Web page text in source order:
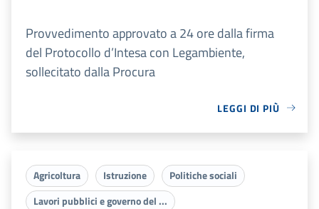
Provvedimento approvato a 24 ore dalla firma
del Protocollo d’Intesa con Legambiente,
sollecitato dalla Procura
LEGGI DI PIÙ
Agricoltura Istruzione
Politiche sociali
Lavori pubblici e governo del ...